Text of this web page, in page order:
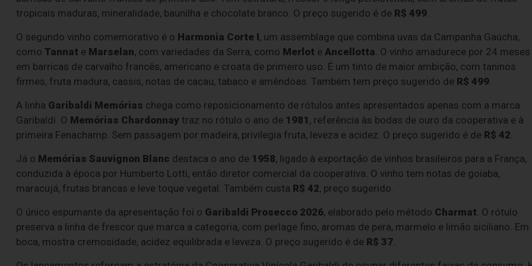
tropicais maduras, mineralidade, baunilha e chocolate branco. O preço sugerido é de R$ 499.
O segundo vinho comemorativo é o Harmonia Corte I, um assemblage que combina uvas da Campanha Gaúcha,
como Tannat e Marselan, com variedades da Serra, como Merlot e Ancellotta. O vinho amadurece por 24 meses
em barricas de carvalho francês, americano e croata de primeiro uso. É um tinto de maior ambição, com taninos
firmes, fruta madura, cassis, notas de cacau, tabaco e amêndoas. Também tem preço sugerido de R$ 499.
A linha Garibaldi Memórias chega como reposicionamento de rótulos antes apresentados apenas com a marca
Garibaldi. O Memórias Chardonnay traz no rótulo o ano de 1981 , referência às bodas de ouro da cooperativa e à
primeira Fenachamp. Sem passagem por madeira, privilegia fruta, leveza e acidez. O preço sugerido é de R$ 42.
Já o Memórias Sauvignon Blanc destaca o ano de 1958, ligado à exportação de vinhos brasileiros para a França,
conduzida à época por Humberto Lotti, então diretor comercial da cooperativa. O vinho tem notas de goiaba,
maracujá, frutas brancas e leve toque vegetal. Também custa R$ 42, preço sugerido.
O único espumante da apresentação foi o Garibaldi Prosecco 2026, elaborado pelo método Charmat. O rótulo
preserva a linha de frescor que marca a categoria, com perlage fino, aromas de pera, marmelo e limão siciliano. Em
boca, mostra cremosidade, acidez equilibrada e leveza. O preço sugerido é de R$ 37.